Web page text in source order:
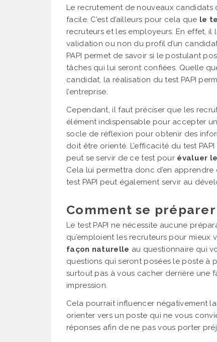
Le recrutement de nouveaux candidats
facile. C’est d’ailleurs pour cela que le
recruteurs et les employeurs. En effet,
validation ou non du profil d’un
PAPI permet de savoir si le postulant
tâches qui lui seront confiées. Quelle
candidat, la réalisation du test PAPI
l’entreprise.
Cependant, il faut préciser que les
élément indispensable pour accepter
socle de réflexion pour obtenir des
doit être orienté. L’efficacité du test
peut se servir de ce test pour évaluer
Cela lui permettra donc d’en
test PAPI peut également servir au
Comment se préparer
Le test PAPI ne nécessite aucune
qu’emploient les recruteurs pour mieux
façon naturelle au questionnaire qui
questions qui seront posées le poste à
surtout pas à vous cacher derrière une
impression.
Cela pourrait influencer négativement
orienter vers un poste qui ne vous
réponses afin de ne pas vous porter